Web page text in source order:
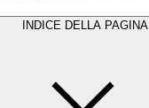
INDICE DELLA PAGINA